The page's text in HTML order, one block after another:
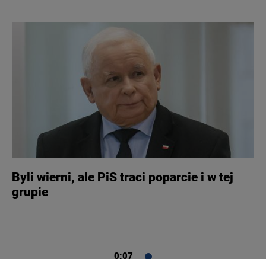
Byli wierni, ale PiS traci poparcie i w tej
grupie
0:07